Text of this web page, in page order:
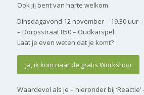
Ook jij bent van harte welkom.
Dinsdagavond 12 november – 19.30 uur
– Dorpsstraat 850 – Oudkarspel
Laat je even weten dat je komt?
Ja, ik kom naar de gratis Workshop
Waardevol als je – hieronder bij